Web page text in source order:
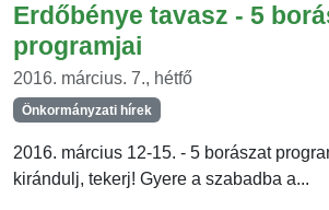
Erdőbénye tavasz - 5
programjai
2016. március. 7., hétfő
Önkormányzati hírek
2016. március 12-15. - 5 borászat
kirándulj, tekerj! Gyere a szabadba a...